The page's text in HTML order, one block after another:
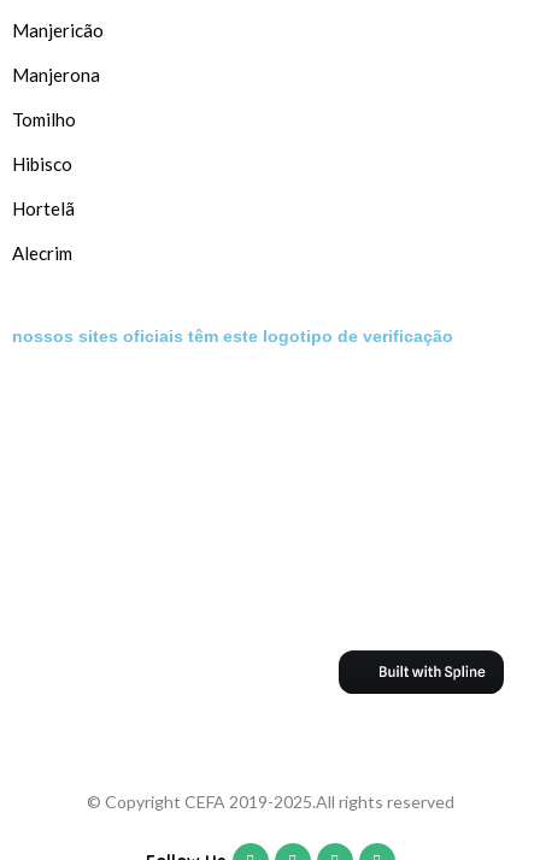
Manjericão
Manjerona
Tomilho
Hibisco
Hortelã
Alecrim
nossos sites oficiais têm este logotipo de verificação
© Copyright CEFA 2019-2025.All rights reserved